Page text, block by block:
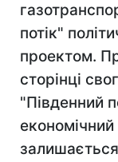
потік"
проектом.
сторінці
"Південний